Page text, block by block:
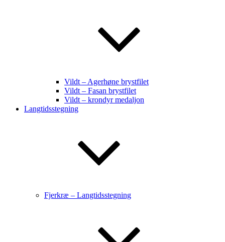
Vildt – Agerhøne brystfilet
Vildt – Fasan brystfilet
Vildt – krondyr medaljon
Langtidsstegning
Fjerkræ – Langtidsstegning